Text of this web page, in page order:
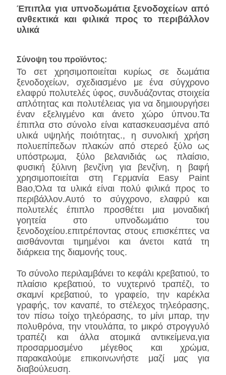
Έπιπλα για υπνοδωμάτια ξενοδοχείων από
ανθεκτικά και φιλικά προς το περιβάλλον
υλικά
Σύνοψη του προϊόντος:
Το σετ χρησιμοποιείται κυρίως σε δωμάτια
ξενοδοχείων, σχεδιασμένο με ένα σύγχρονο
ελαφρύ πολυτελές ύφος, συνδυάζοντας στοιχεία
απλότητας και πολυτέλειας για να δημιουργήσει
έναν εξελιγμένο και άνετο χώρο ύπνου.Τα
έπιπλα στο σύνολο είναι κατασκευασμένα από
υλικά υψηλής ποιότητας., η συνολική χρήση
πολυεπίπεδων πλακών από στερεό ξύλο ως
υπόστρωμα, ξύλο βελανιδιάς ως πλαίσιο,
φυσική ξύλινη βενζίνη για βενζίνη, η βαφή
χρησιμοποιείται στη Γερμανία Easy Paint
Bao,Όλα τα υλικά είναι πολύ φιλικά προς το
περιβάλλον.Αυτό το σύγχρονο, ελαφρύ και
πολυτελές έπιπλο προσθέτει μια μοναδική
γοητεία στο υπνοδωμάτιο του
ξενοδοχείου.επιτρέποντας στους επισκέπτες να
αισθάνονται τιμημένοι και άνετοι κατά τη
διάρκεια της διαμονής τους.
Το σύνολο περιλαμβάνει το κεφάλι κρεβατιού, το
πλαίσιο κρεβατιού, το νυχτερινό τραπέζι, το
σκαμνί κρεβατιού, το γραφείο, την καρέκλα
γραφής, τον καναπέ, το στέλεχος τηλεόρασης,
τον πίσω τοίχο τηλεόρασης, το μίνι μπαρ, την
πολυθρόνα, την ντουλάπα, το μικρό στρογγυλό
τραπέζι και άλλα ατομικά αντικείμενα,για
προσαρμοσμένο μέγεθος και χρώμα,
παρακαλούμε επικοινωνήστε μαζί μας για
διαβούλευση.